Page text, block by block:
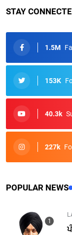
STAY
1.5M
153K
40.3k
227k
POPULAR NEWS